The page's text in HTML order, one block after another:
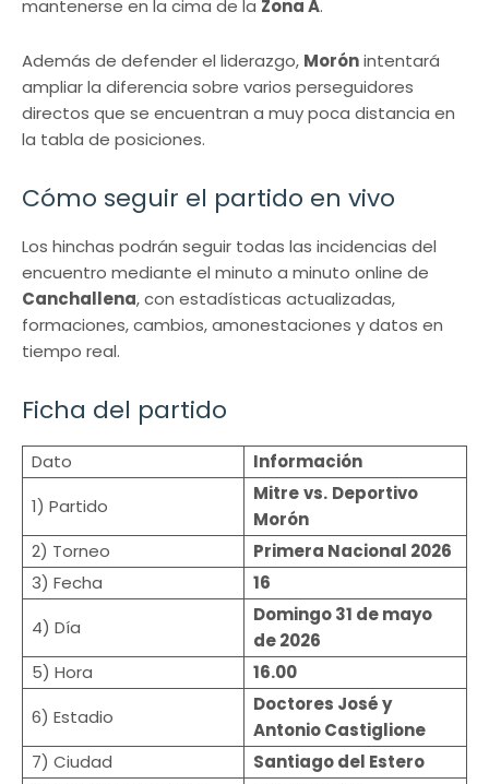
mantenerse en la cima de la Zona A.
Además de defender el liderazgo, Morónintentará
ampliar la diferencia sobre varios perseguidores
directos que se encuentran a muy poca distancia en
la tabla de posiciones.
Cómo seguir el partido en vivo
Los hinchas podrán seguir todas las incidencias del
encuentro mediante el minuto a minuto online de
Canchallena, con estadísticas actualizadas,
formaciones, cambios, amonestaciones y datos en
tiempo real.
Ficha del partido
Dato
Información
1) Partido
Mitrevs. Deportivo
Morón
2) Torneo
Primera Nacional 2026
3) Fecha
16
4) Día
Domingo 31 de mayo
de 2026
5) Hora
16.00
6) Estadio
Doctores José y
Antonio Castiglione
7) Ciudad
Santiago del Estero